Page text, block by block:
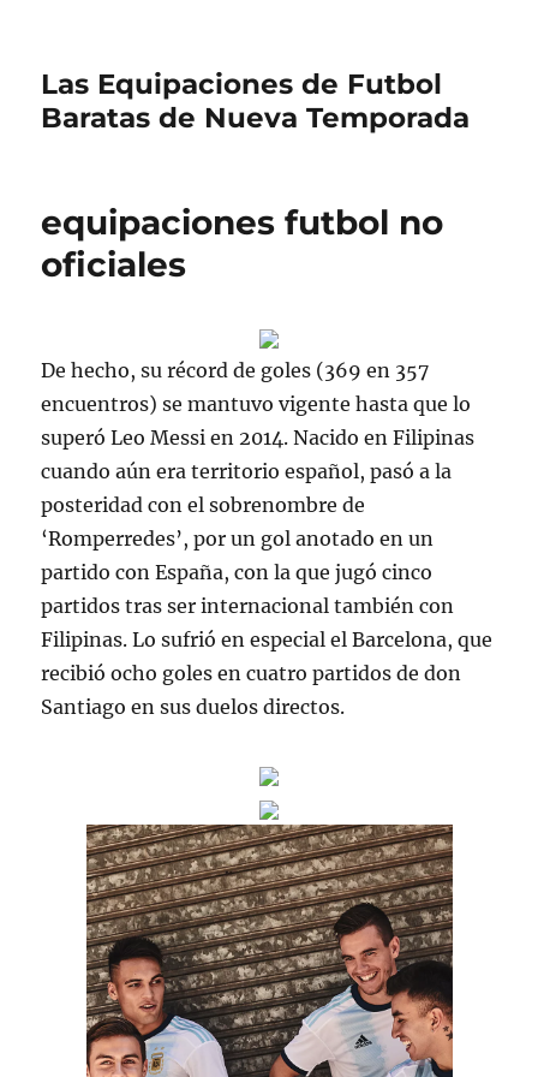
Las Equipaciones de Futbol
Baratas de Nueva Temporada
equipaciones futbol no
oficiales
De hecho, su récord de goles (369 en 357
encuentros) se mantuvo vigente hasta que lo
superó Leo Messi en 2014. Nacido en Filipinas
cuando aún era territorio español, pasó a la
posteridad con el sobrenombre de
‘Romperredes’, por un gol anotado en un
partido con España, con la que jugó cinco
partidos tras ser internacional también con
Filipinas. Lo sufrió en especial el Barcelona, que
recibió ocho goles en cuatro partidos de don
Santiago en sus duelos directos.